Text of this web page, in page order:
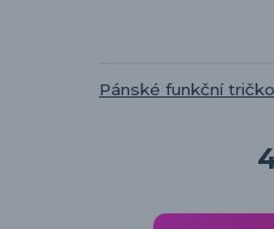
Pánské funkční